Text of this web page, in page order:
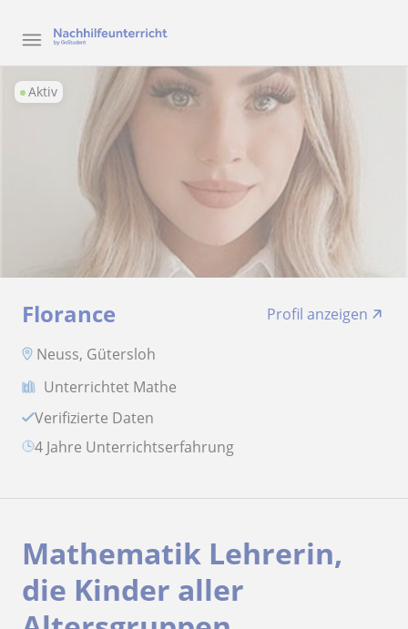
Aktiv
Florance
Profil anzeigen
Neuss, Gütersloh
Unterrichtet Mathe
Verifizierte Daten
4 Jahre Unterrichtserfahrung
Mathematik Lehrerin,
die Kinder aller